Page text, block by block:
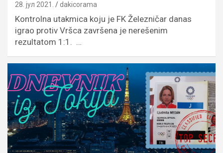
28. јул 2021. dakicorama
Kontrolna utakmica koju je FK Železničar danas
igrao protiv Vršca završena je nerešenim
rezultatom 1:1. …